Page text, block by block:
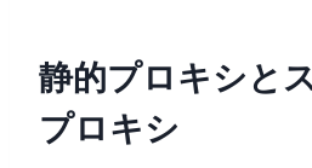
静的プロキシと
プロキシ